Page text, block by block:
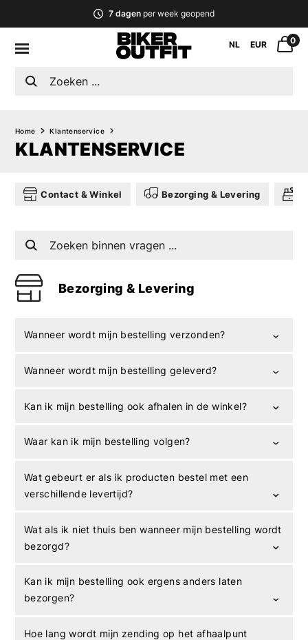
7 dagen per week geopend
NL EUR 0
Home Klantenservice
KLANTENSERVICE
Contact & Winkel Bezorging & Levering
Bezorging & Levering
Wanneer wordt mijn bestelling verzonden?
Wanneer wordt mijn bestelling geleverd?
Kan ik mijn bestelling ook afhalen in de winkel?
Waar kan ik mijn bestelling volgen?
Wat gebeurt er als ik producten bestel met een
verschillende levertijd?
Wat als ik niet thuis ben wanneer mijn bestelling wordt
bezorgd?
Kan ik mijn bestelling ook ergens anders laten
bezorgen?
Hoe lang wordt mijn zending op het afhaalpunt